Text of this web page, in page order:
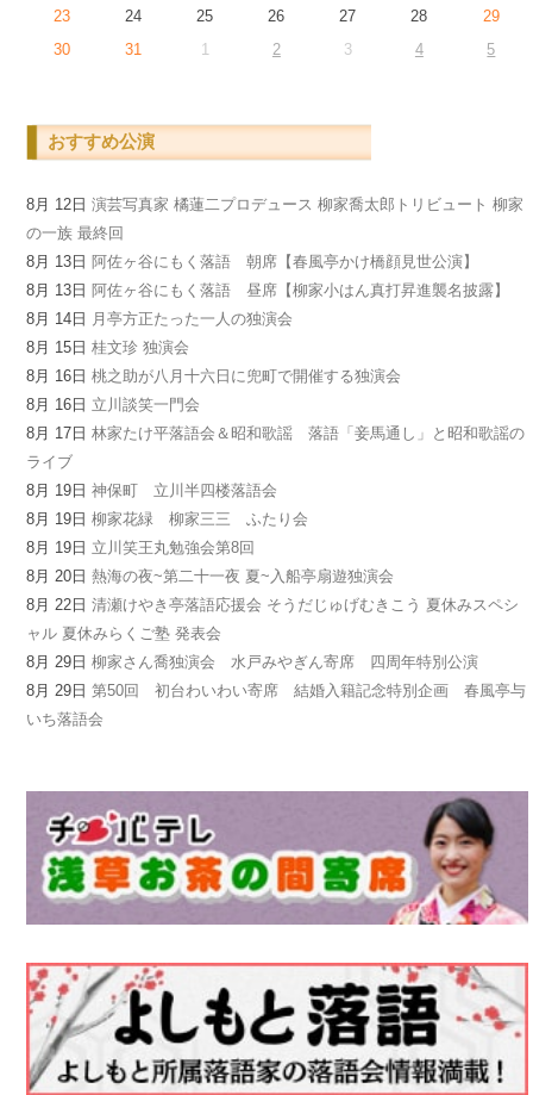
23 24 25 26 27 28
29
30
31 1 2 3 4 5
おすすめ公演
8月 12日演芸写真家 橘蓮二プロデュース 柳家喬太郎トリビュート 柳家
の一族 最終回
8月 13日阿佐ヶ谷にもく落語 朝席【春風亭かけ橋顔見世公演】
8月 13日阿佐ヶ谷にもく落語 昼席【柳家小はん真打昇進襲名披露】
8月 14日 月亭方正たった一人の独演会
8月 15日桂文珍 独演会
8月 16日桃之助が八月十六日に兜町で開催する独演会
8月 16日 立川談笑一門会
8月 17日林家たけ平落語会＆昭和歌謡 落語「妾馬通し」と昭和歌謡の
ライブ
8月 19日神保町 立川半四楼落語会
8月 19日柳家花緑 柳家三三 ふたり会
8月 19日 立川笑王丸勉強会第8回
8月 20日熱海の夜~第二十一夜 夏~入船亭扇遊独演会
8月 22日清瀬けやき亭落語応援会 そうだじゅげむきこう 夏休みスペシ
ャル 夏休みらくご塾 発表会
8月 29日柳家さん喬独演会 水戸みやぎん寄席 四周年特別公演
8月 29日第50回 初台わいわい寄席 結婚入籍記念特別企画 春風亭与
いち落語会